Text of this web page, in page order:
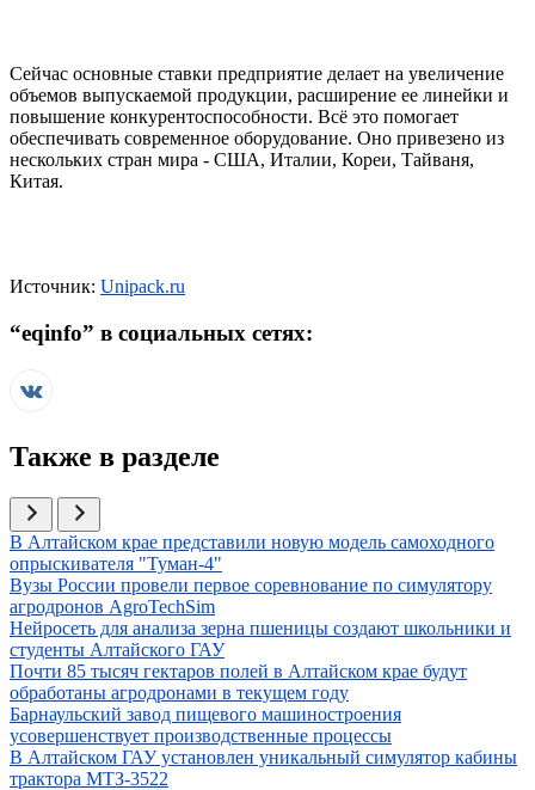
Сейчас основные ставки предприятие делает на увеличение
объемов выпускаемой продукции, расширение ее линейки и
повышение конкурентоспособности. Всё это помогает
обеспечивать современное оборудование. Оно привезено из
нескольких стран мира - США, Италии, Кореи, Тайваня,
Китая.
Источник: Unipack.ru
“eqinfo” в социальных сетях:
Также в разделе
Иллюстрация новости
В Алтайском крае представили новую модель самоходного
опрыскивателя "Туман-4"
Иллюстрация новости
Вузы России провели первое соревнование по симулятору
агродронов AgroTechSim
Иллюстрация новости
Нейросеть для анализа зерна пшеницы создают школьники и
студенты Алтайского ГАУ
Иллюстрация новости
Почти 85 тысяч гектаров полей в Алтайском крае будут
обработаны агродронами в текущем году
Иллюстрация новости
Барнаульский завод пищевого машиностроения
усовершенствует производственные процессы
Иллюстрация новости
В Алтайском ГАУ установлен уникальный симулятор кабины
трактора МТЗ-3522